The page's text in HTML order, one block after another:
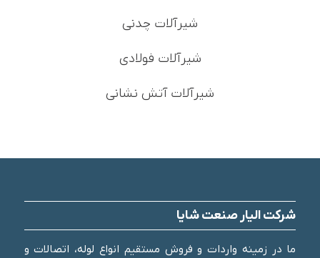
شیرآلات چدنی
شیرآلات فولادی
شیرآلات آتش نشانی
شرکت الیار صنعت شایا
ما در زمینه واردات و فروش مستقیم انواع لوله، اتصالات و